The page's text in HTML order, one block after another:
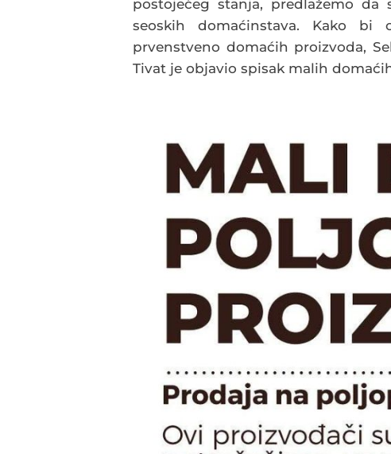
postojećeg stanja, predlažemo
seoskih domaćinstava. Kako bi
prvenstveno domaćih proizvoda,
Tivat je objavio spisak malih